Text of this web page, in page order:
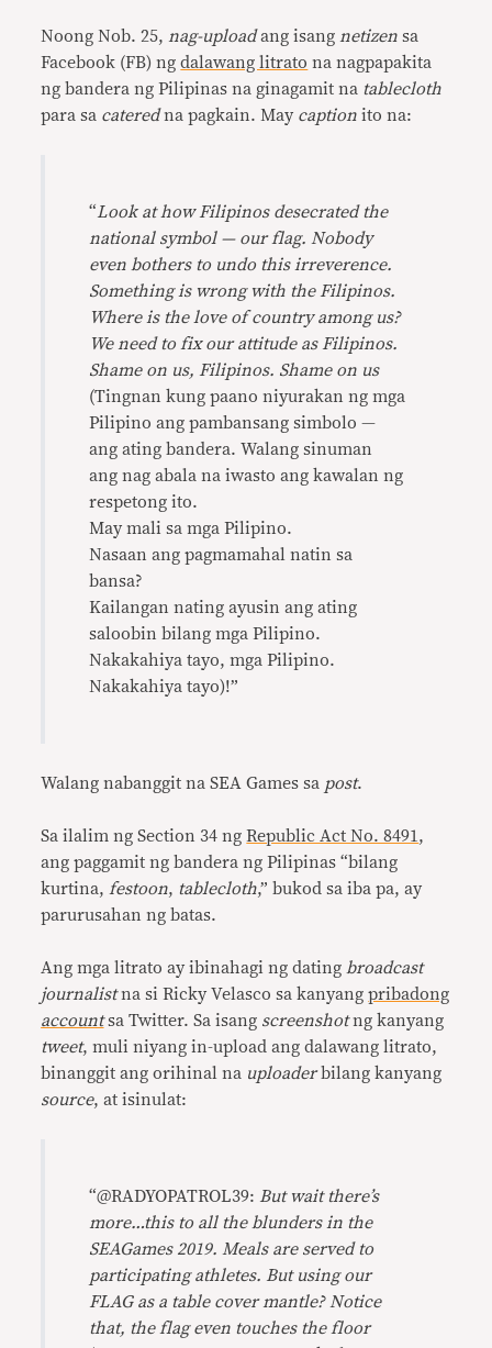
Noong Nob. 25, nag-uploadang isang netizen sa
Facebook (FB) ngdalawang litrato na nagpapakita
ng bandera ng Pilipinas na ginagamit na tablecloth
para sa cateredna pagkain. May caption ito na:
“Look at how Filipinos desecrated the
national symbol — our flag. Nobody
even bothers to undo this irreverence.
Something is wrong with the Filipinos.
Where is the love of country among us?
We need to fix our attitude as Filipinos.
Shame on us, Filipinos. Shame on us
(Tingnan kung paano niyurakan ng mga
Pilipino ang pambansang simbolo —
ang ating bandera. Walang sinuman
ang nag abala na iwasto ang kawalan ng
respetong ito.
May mali sa mga Pilipino.
Nasaan ang pagmamahal natin sa
bansa?
Kailangan nating ayusin ang ating
saloobin bilang mga Pilipino.
Nakakahiya tayo, mga Pilipino.
Nakakahiya tayo)!”
Walang nabanggit na SEA Games sa post.
Sa ilalim ng Section 34 ngRepublic Act No. 8491 ,
ang paggamit ng bandera ng Pilipinas “bilang
kurtina, festoon, tablecloth,” bukod sa iba pa, ay
parurusahan ng batas.
Ang mga litrato ay ibinahagi ng dating broadcast
journalistna si Ricky Velasco sa kanyangpribadong
accountsa Twitter. Sa isang screenshotng kanyang
tweet, muli niyang in-upload ang dalawang litrato,
binanggit ang orihinal na uploaderbilang kanyang
source, at isinulat:
“@RADYOPATROL39: But wait there’s
more…this to all the blunders in the
SEAGames 2019. Meals are served to
participating athletes. But using our
FLAG as a table cover mantle? Notice
that, the flag even touches the floor